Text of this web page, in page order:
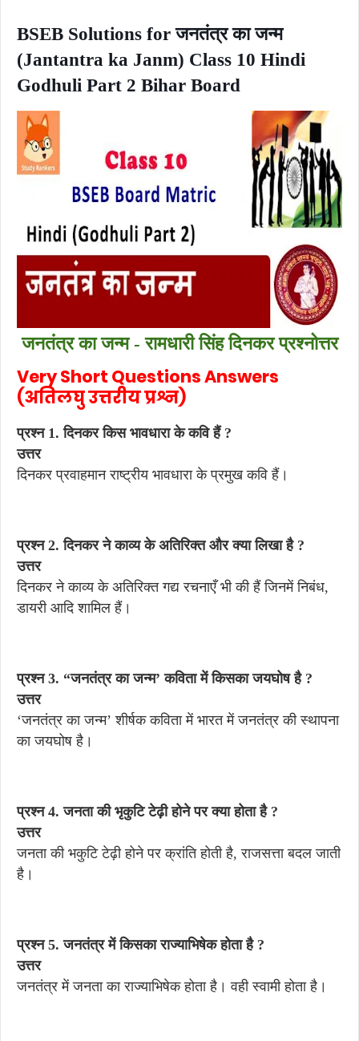
BSEB Solutions for जनतंत्र का जन्म
(Jantantra ka Janm) Class 10 Hindi
Godhuli Part 2 Bihar Board
जनतंत्र का जन्म - रामधारी सिंह दिनकर प्रश्नोत्तर
Very Short Questions Answers
(अतिलघु उत्तरीय प्रश्न)
प्रश्न 1. दिनकर किस भावधारा के कवि हैं ?
उत्तर
दिनकर प्रवाहमान राष्ट्रीय भावधारा के प्रमुख कवि हैं।
प्रश्न 2. दिनकर ने काव्य के अतिरिक्त और क्या लिखा है ?
उत्तर
दिनकर ने काव्य के अतिरिक्त गद्य रचनाएँ भी की हैं जिनमें निबंध,
डायरी आदि शामिल हैं।
प्रश्न 3. “जनतंत्र का जन्म’ कविता में किसका जयघोष है ?
उत्तर
‘जनतंत्र का जन्म’ शीर्षक कविता में भारत में जनतंत्र की स्थापना
का जयघोष है।
प्रश्न 4. जनता की भृकुटि टेढ़ी होने पर क्या होता है ?
उत्तर
जनता की भकुटि टेढ़ी होने पर क्रांति होती है, राजसत्ता बदल जाती
है।
प्रश्न 5. जनतंत्र में किसका राज्याभिषेक होता है ?
उत्तर
जनतंत्र में जनता का राज्याभिषेक होता है। वही स्वामी होता है।